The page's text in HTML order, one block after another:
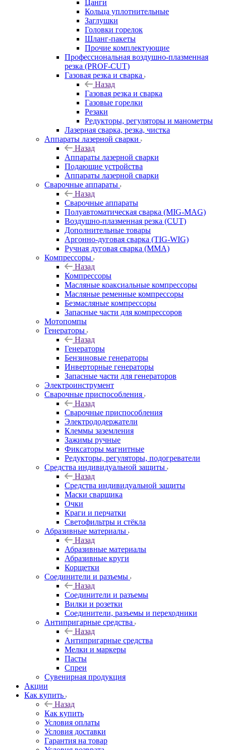
Цанги
Кольца уплотнительные
Заглушки
Головки горелок
Шланг-пакеты
Прочие комплектующие
Профессиональная воздушно-плазменная
резка (PROF-CUT)
Газовая резка и сварка
Назад
Газовая резка и сварка
Газовые горелки
Резаки
Редукторы, регуляторы и манометры
Лазерная сварка, резка, чистка
Аппараты лазерной сварки
Назад
Аппараты лазерной сварки
Подающие устройства
Аппараты лазерной сварки
Сварочные аппараты
Назад
Сварочные аппараты
Полуавтоматическая сварка (MIG-MAG)
Воздушно-плазменная резка (CUT)
Дополнительные товары
Аргонно-дуговая сварка (TIG-WIG)
Ручная дуговая сварка (MMA)
Компрессоры
Назад
Компрессоры
Масляные коаксиальные компрессоры
Масляные ременные компрессоры
Безмасляные компрессоры
Запасные части для компрессоров
Мотопомпы
Генераторы
Назад
Генераторы
Бензиновые генераторы
Инверторные генераторы
Запасные части для генераторов
Электроинструмент
Сварочные приспособления
Назад
Сварочные приспособления
Электрододержатели
Клеммы заземления
Зажимы ручные
Фиксаторы магнитные
Редукторы, регуляторы, подогреватели
Средства индивидуальной защиты
Назад
Средства индивидуальной защиты
Маски сварщика
Очки
Краги и перчатки
Светофильтры и стёкла
Абразивные материалы
Назад
Абразивные материалы
Абразивные круги
Корщетки
Соединители и разъемы
Назад
Соединители и разъемы
Вилки и розетки
Соединители, разъемы и переходники
Антипригарные средства
Назад
Антипригарные средства
Мелки и маркеры
Пасты
Спреи
Сувенирная продукция
Акции
Как купить
Назад
Как купить
Условия оплаты
Условия доставки
Гарантия на товар